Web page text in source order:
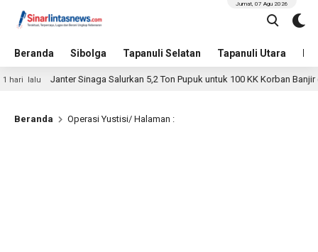
Beranda Sibolga Tapanuli Selatan Tapanuli Utara
Jumat, 07 Agu 2026
lalu Janter Sinaga Salurkan 5,2 Ton Pupuk untuk 100 KK Korban Banjir di
Beranda Operasi Yustisi/ Halaman :